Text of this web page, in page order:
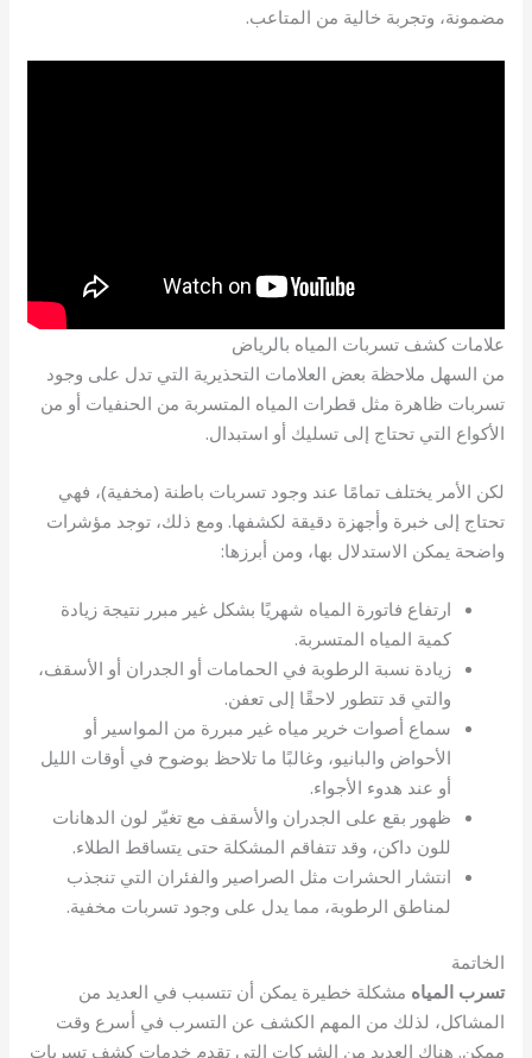
مضمونة، وتجربة خالية من المتاعب.
علامات كشف تسربات المياه بالرياض
من السهل ملاحظة بعض العلامات التحذيرية التي تدل على وجود
تسربات ظاهرة مثل قطرات المياه المتسربة من الحنفيات أو من
الأكواع التي تحتاج إلى تسليك أو استبدال.
لكن الأمر يختلف تمامًا عند وجود تسربات باطنة (مخفية)، فهي
تحتاج إلى خبرة وأجهزة دقيقة لكشفها. ومع ذلك، توجد مؤشرات
واضحة يمكن الاستدلال بها، ومن أبرزها:
ارتفاع فاتورة المياه شهريًا بشكل غير مبرر نتيجة زيادة
كمية المياه المتسربة.
زيادة نسبة الرطوبة في الحمامات أو الجدران أو الأسقف،
والتي قد تتطور لاحقًا إلى تعفن.
سماع أصوات خرير مياه غير مبررة من المواسير أو
الأحواض والبانيو، وغالبًا ما تلاحظ بوضوح في أوقات الليل
أو عند هدوء الأجواء.
ظهور بقع على الجدران والأسقف مع تغيّر لون الدهانات
للون داكن، وقد تتفاقم المشكلة حتى يتساقط الطلاء.
انتشار الحشرات مثل الصراصير والفئران التي تنجذب
لمناطق الرطوبة، مما يدل على وجود تسربات مخفية.
الخاتمة
تسرب المياه مشكلة خطيرة يمكن أن تتسبب في العديد من
المشاكل، لذلك من المهم الكشف عن التسرب في أسرع وقت
ممكن. هناك العديد من الشركات التي تقدم خدمات كشف تسربات